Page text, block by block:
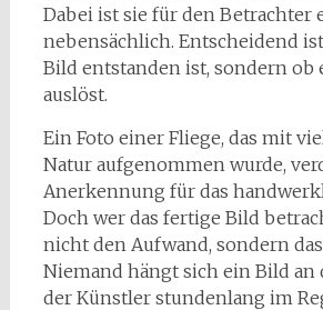
Dabei ist sie für den Betrachter
nebensächlich. Entscheidend
Bild entstanden ist, sondern ob
auslöst.
Ein Foto einer Fliege, das mit
Natur aufgenommen wurde,
Anerkennung für das
Doch wer das fertige Bild
nicht den Aufwand, sondern
Niemand hängt sich ein Bild an
der Künstler stundenlang im